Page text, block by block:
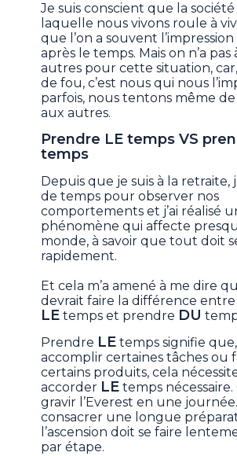
Je suis conscient que la
laquelle nous vivons roule à
que l’on a souvent
après le temps. Mais on n’a
autres pour cette situation,
de fou, c’est nous qui nous
parfois, nous tentons même de
aux autres.
Prendre LE temps VS
temps
Depuis que je suis à la retraite,
de temps pour observer nos
comportements et j’ai réalisé
phénomène qui affecte
monde, à savoir que tout doit
rapidement.
Et cela m’a amené à me dire
devrait faire la différence
LE temps et prendre DU
Prendre LE temps signifie
accomplir certaines tâches ou
certains produits, cela
accorder LE temps
gravir l’Everest en une
consacrer une longue
l’ascension doit se faire
par étape.